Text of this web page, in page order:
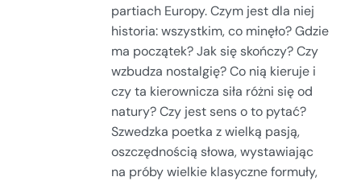
partiach Europy. Czym jest dla niej
historia: wszystkim, co minęło? Gdzie
ma początek? Jak się skończy? Czy
wzbudza nostalgię? Co nią kieruje i
czy ta kierownicza siła różni się od
natury? Czy jest sens o to pytać?
Szwedzka poetka z wielką pasją,
oszczędnością słowa, wystawiając
na próby wielkie klasyczne formuły,